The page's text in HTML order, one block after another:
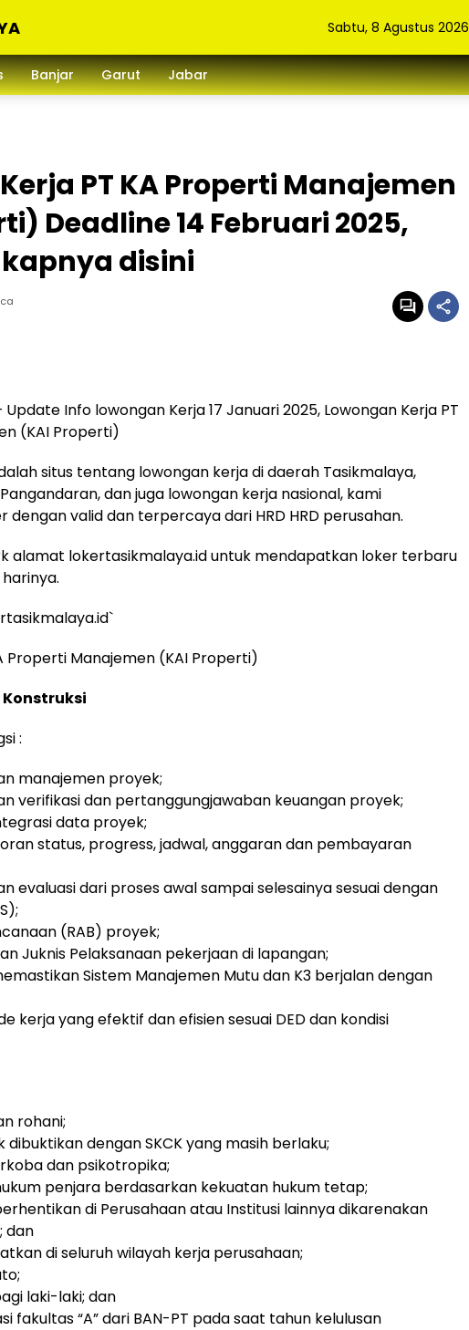
Sabtu, 8 Agustus 2026
Banjar Garut Jabar
PT KA Properti Manajemen
Deadline 14 Februari 2025,
disini
Info lowongan Kerja 17 Januari 2025, Lowongan Kerja PT
(KAI Properti)
situs tentang lowongan kerja di daerah Tasikmalaya,
dan juga lowongan kerja nasional, kami
valid dan terpercaya dari HRD HRD perusahan.
alamat lokertasikmalaya.id untuk mendapatkan loker terbaru
Properti Manajemen (KAI Properti)
Konstruksi
:
manajemen proyek;
verifikasi dan pertanggungjawaban keuangan proyek;
data proyek;
status, progress, jadwal, anggaran dan pembayaran
evaluasi dari proses awal sampai selesainya sesuai dengan
(RAB) proyek;
Juknis Pelaksanaan pekerjaan di lapangan;
Sistem Manajemen Mutu dan K3 berjalan dengan
kerja yang efektif dan efisien sesuai DED dan kondisi
rohani;
dibuktikan dengan SKCK yang masih berlaku;
dan psikotropika;
penjara berdasarkan kekuatan hukum tetap;
di Perusahaan atau Institusi lainnya dikarenakan
dan
di seluruh wilayah kerja perusahaan;
laki-laki; dan
fakultas “A” dari BAN-PT pada saat tahun kelulusan